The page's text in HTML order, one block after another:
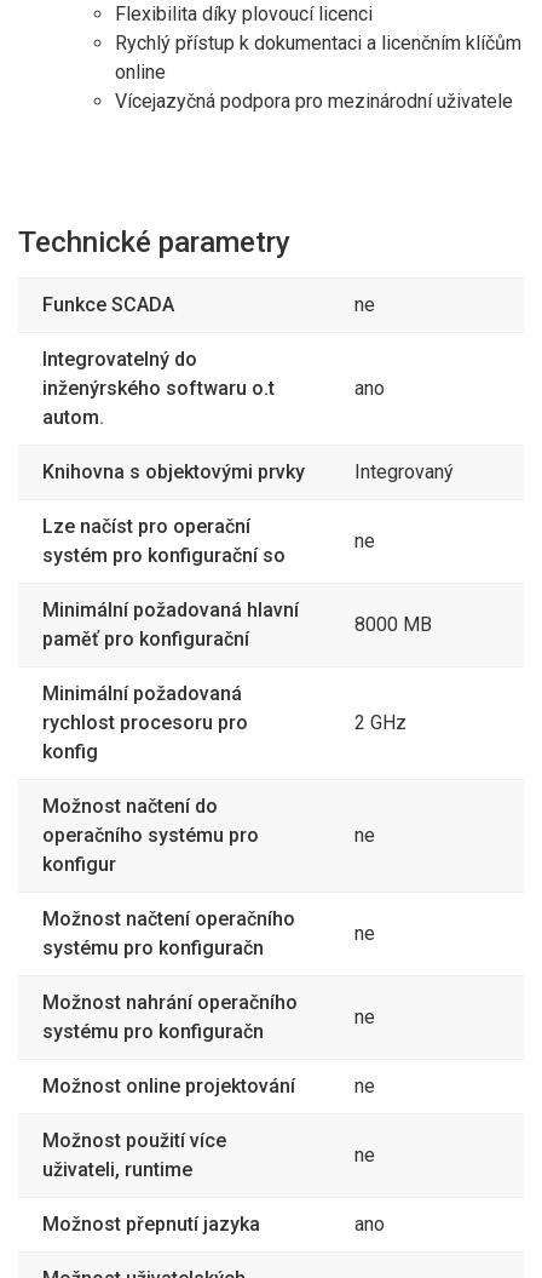
Flexibilita díky plovoucí licenci
Rychlý přístup k dokumentaci a licenčním klíčům
online
Vícejazyčná podpora pro mezinárodní uživatele
Technické parametry
Funkce SCADA ne
Integrovatelný do
inženýrského softwaru o.t
autom.
ano
Knihovna s objektovými prvky Integrovaný
Lze načíst pro operační
systém pro konfigurační so
ne
Minimální požadovaná hlavní
paměť pro konfigurační
8000 MB
Minimální požadovaná
rychlost procesoru pro
konfig
2 GHz
Možnost načtení do
operačního systému pro
konfigur
ne
Možnost načtení operačního
systému pro konfiguračn
ne
Možnost nahrání operačního
systému pro konfiguračn
ne
Možnost online projektování ne
Možnost použití více
uživateli, runtime
ne
Možnost přepnutí jazyka ano